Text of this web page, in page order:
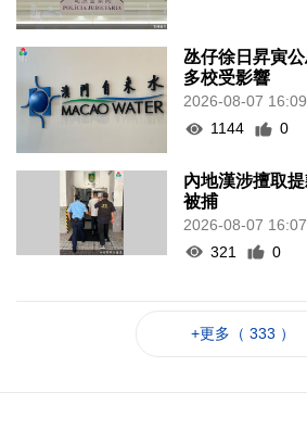
氹仔徐日昇寅
多校受影響
2026-08-07 16:09
1144
0
內地漢涉擅取
被捕
2026-08-07 16:07
321
0
+更多（ 333 ）